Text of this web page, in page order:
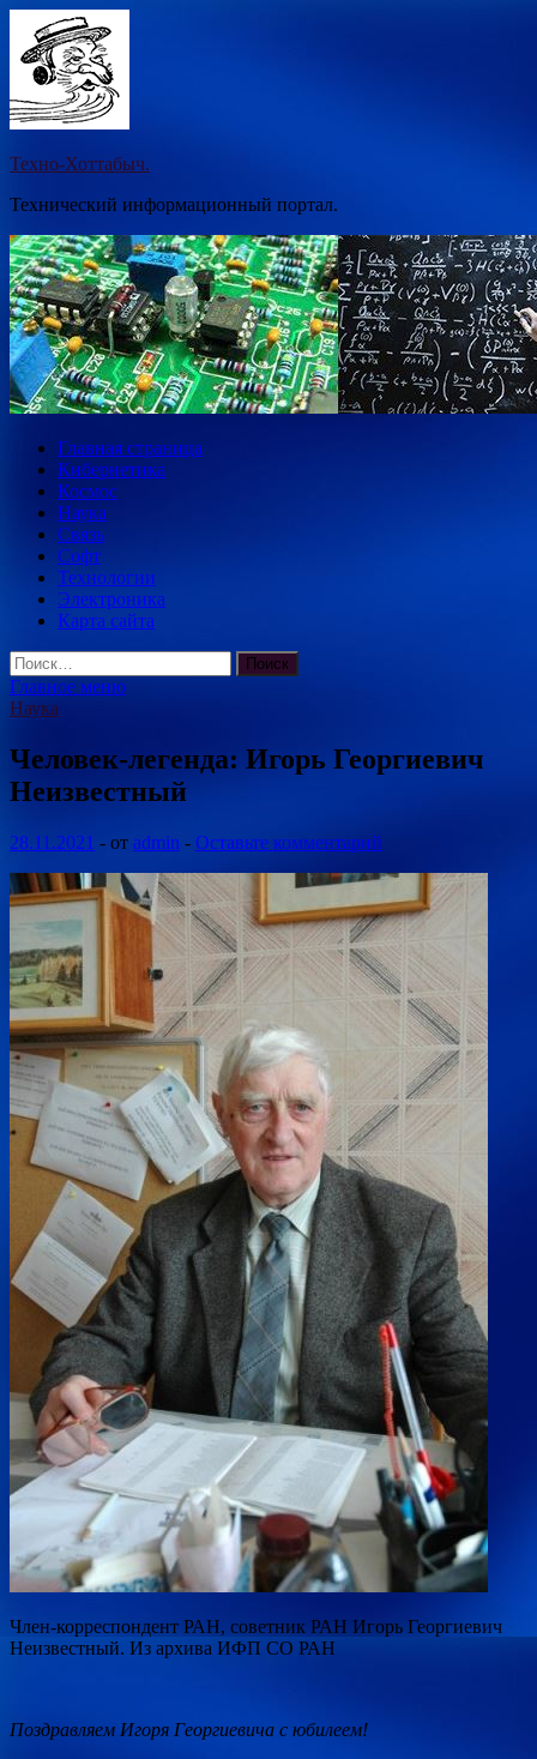
Перейти
содержимому
Техно-Хоттабыч.
Технический информационный портал.
Главная страница
Кибернетика
Космос
Наука
Связь
Софт
Технологии
Электроника
Карта сайта
Найти:
Главное меню
Наука
Человек-легенда: Игорь Георгиевич
Неизвестный
28.11.2021 - от admin - Оставьте комментарий
Член-корреспондент РАН, советник РАН Игорь Георгиевич
Неизвестный. Из архива ИФП СО РАН
Поздравляем Игоря Георгиевича с юбилеем!